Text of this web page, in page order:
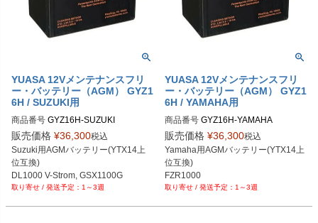
YUASA 12Vメンテナンスフリ
ー・バッテリー（AGM） GYZ1
6H / SUZUKI用
商品番号 GYZ16H-SUZUKI
メーカー型番：YUAM716GH
販売価格 ¥36,300税込
Suzuki用AGMバッテリー(YTX14上
位互換)
DL1000 V-Strom, GSX1100G
SV1000S, AN650 Burgman
1～3週
YUASA 12Vメンテナンスフリ
ー・バッテリー（AGM） GYZ1
6H / YAMAHA用
商品番号 GYZ16H-YAMAHA
メーカー型番：YUAM716GH
販売価格 ¥36,300税込
Yamaha用AGMバッテリー(YTX14上
位互換)
FZR1000
GTS1000A
1～3週